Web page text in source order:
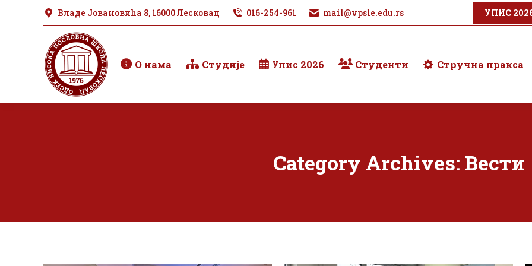
Владе Јовановића 8, 16000 Лесковац 016-254-961 mail@vpsle.edu.rs УПИС
О нама Студије Упис 2026 Студенти Стручна пракса
Category Archives: Вести